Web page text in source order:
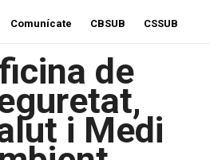
Comunícate CBSUB CSSUB
de
i Medi